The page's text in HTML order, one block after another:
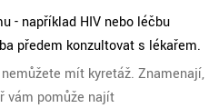
- například HIV nebo léčbu
předem konzultovat s lékařem.
mít kyretáž. Znamenají,
vám pomůže najít